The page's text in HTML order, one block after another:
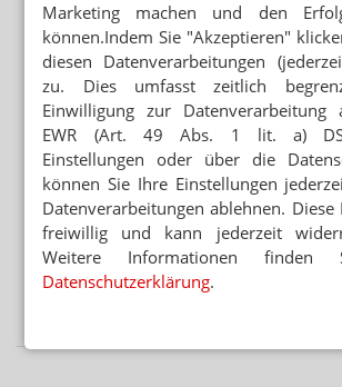
Marketing machen und den
können.Indem Sie "Akzeptieren"
diesen Datenverarbeitungen
zu. Dies umfasst zeitlich
Einwilligung zur Datenverarbeitung
EWR (Art. 49 Abs. 1 lit. a) DS-
Einstellungen oder über die
können Sie Ihre Einstellungen
Datenverarbeitungen ablehnen.
freiwillig und kann jederzeit
Weitere Informationen
Datenschutzerklärung.
Mehr aus Ressort
ADHOC24 VOM 19.12.25
Reform passiert Kabinett / Neue Welle
Rezeptfälschungen / 20.000 Euro
gestartet
ADHOC24 VOM 18.12.2025
Frauwallner: Keine Zusammenarbeit
Rezepte gefälscht / Appell an Merz /
ADHOC24 VOM 17.12.2025
ApoVWG passiert Kabinett / Abda ist
prüft OTC-Versandverbot / Clip statt